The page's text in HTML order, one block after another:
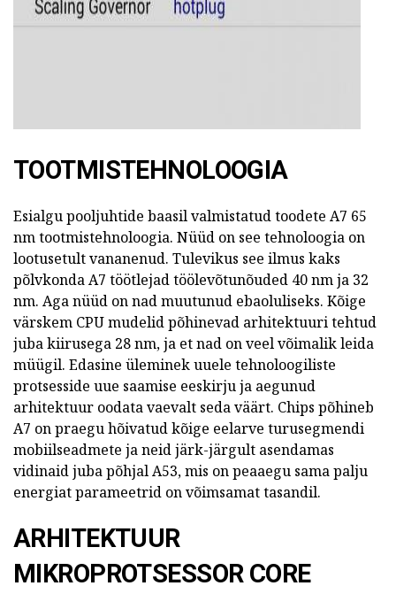
TOOTMISTEHNOLOOGIA
Esialgu pooljuhtide baasil valmistatud toodete A7 65
nm tootmistehnoloogia. Nüüd on see tehnoloogia on
lootusetult vananenud. Tulevikus see ilmus kaks
põlvkonda A7 töötlejad töölevõtunõuded 40 nm ja 32
nm. Aga nüüd on nad muutunud ebaoluliseks. Kõige
värskem CPU mudelid põhinevad arhitektuuri tehtud
juba kiirusega 28 nm, ja et nad on veel võimalik leida
müügil. Edasine üleminek uuele tehnoloogiliste
protsesside uue saamise eeskirju ja aegunud
arhitektuur oodata vaevalt seda väärt. Chips põhineb
A7 on praegu hõivatud kõige eelarve turusegmendi
mobiilseadmete ja neid järk-järgult asendamas
vidinaid juba põhjal A53, mis on peaaegu sama palju
energiat parameetrid on võimsamat tasandil.
ARHITEKTUUR
MIKROPROTSESSOR CORE